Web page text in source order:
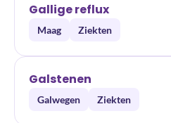
Gallige reflux
Maag Ziekten
Galstenen
Galwegen Ziekten